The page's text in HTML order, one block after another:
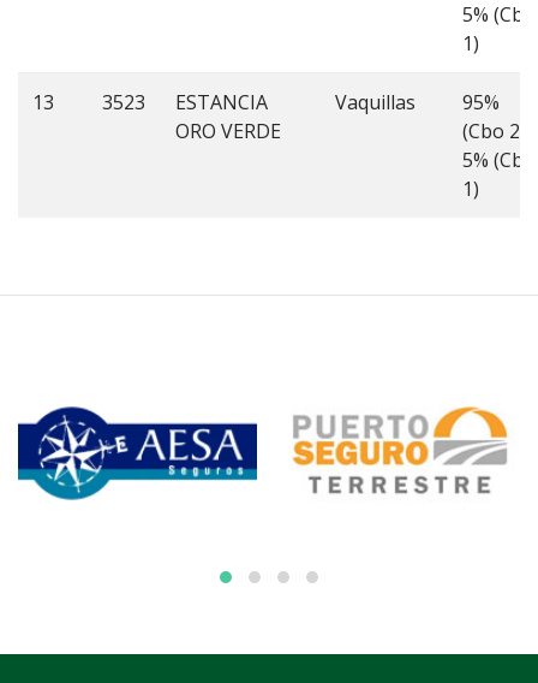
5% (Cbo
1)
13 3523
ESTANCIA
ORO VERDE
Vaquillas
95%
(Cbo 2);
5% (Cbo
1)